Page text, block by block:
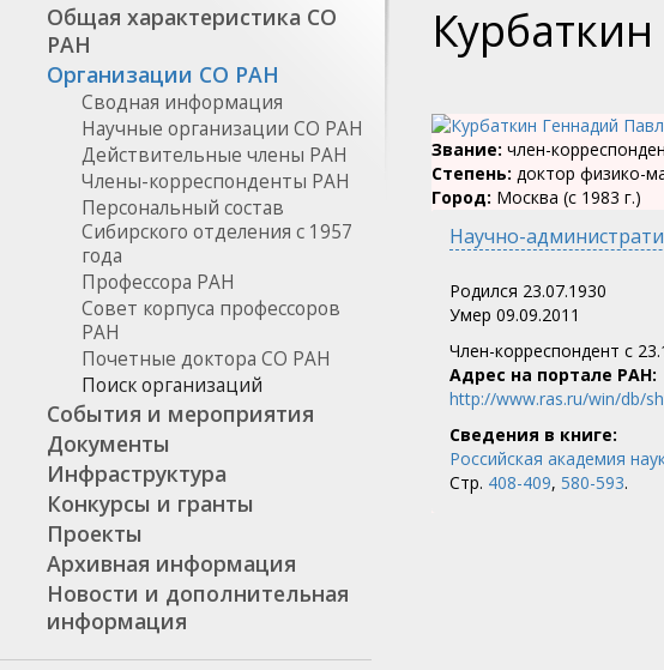
Общая характеристика СО
РАН
Организации СО РАН
Сводная информация
Научные организации СО РАН
Действительные члены РАН
Члены-корреспонденты РАН
Персональный состав
Сибирского отделения с 1957
года
Профессора РАН
Совет корпуса профессоров
РАН
Почетные доктора СО РАН
Поиск организаций
События и мероприятия
Документы
Инфраструктура
Конкурсы и гранты
Проекты
Архивная информация
Новости и дополнительная
информация
Звание: член-
Степень: доктор физико-
Город: Москва (с 1983 г.)
Научно-
Родился 23.07.1930
Умер 09.09.2011
Член-корреспондент c
Адрес на портале РАН:
http://www.ras.ru/win/db/
Сведения в книге:
Российская академия
Стр. 408-409, 580-593.